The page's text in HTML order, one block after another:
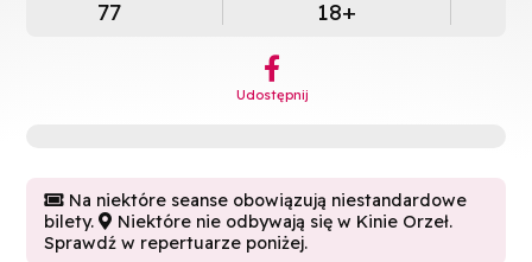
77 18+
︁
Udostępnij
 Na niektóre seanse obowiązują niestandardowe
bilety. Niektóre nie odbywają się w Kinie Orzeł.
Sprawdź w repertuarze poniżej.